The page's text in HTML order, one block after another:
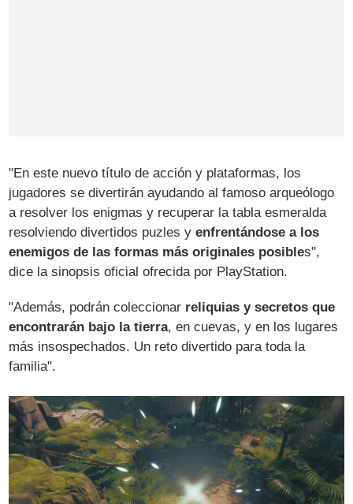
"En este nuevo título de acción y plataformas, los
jugadores se divertirán ayudando al famoso arqueólogo
a resolver los enigmas y recuperar la tabla esmeralda
resolviendo divertidos puzles yenfrentándose a los
enemigos de las formas más originales posibles",
dice la sinopsis oficial ofrecida por PlayStation.
"Además, podrán coleccionar reliquias y secretos que
encontrarán bajo la tierra, en cuevas, y en los lugares
más insospechados. Un reto divertido para toda la
familia".